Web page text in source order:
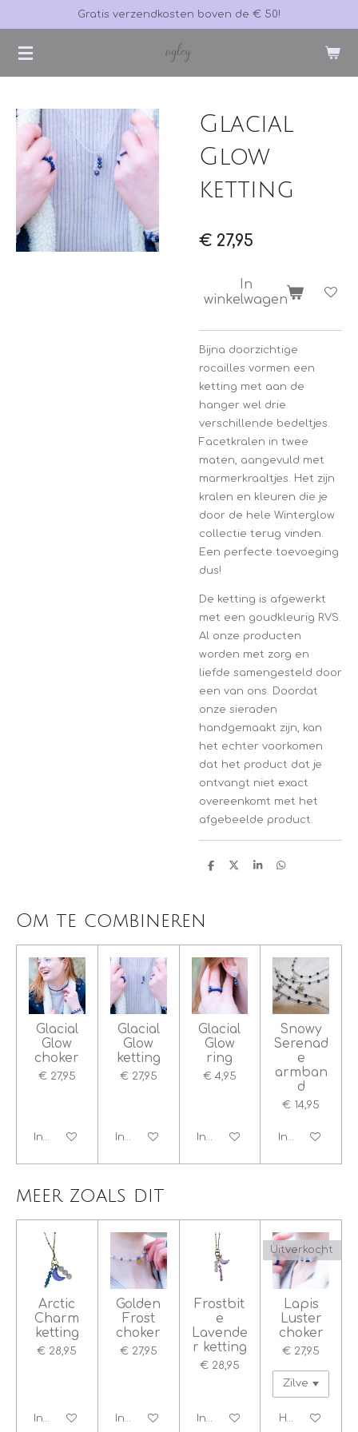
naar
Gratis verzendkosten boven de € 50!
Glacial
Glow
ketting
€ 27,95
In
winkelwagen
Bijna doorzichtige
rocailles vormen een
ketting met aan de
hanger wel drie
verschillende bedeltjes.
Facetkralen in twee
maten, aangevuld met
marmerkraaltjes. Het zijn
kralen en kleuren die je
door de hele Winterglow
collectie terug vinden.
Een perfecte toevoeging
dus!
De ketting is afgewerkt
met een goudkleurig RVS.
Al onze producten
worden met zorg en
liefde samengesteld door
een van ons. Doordat
onze sieraden
handgemaakt zijn, kan
het echter voorkomen
dat het product dat je
ontvangt niet exact
overeenkomt met het
afgebeelde product.
D
D
S
D
Om te combineren
Glacial
Glow
choker
€ 27,95
In winkelwagen
Glacial
Glow
ketting
€ 27,95
In winkelwagen
Glacial
Glow
ring
€ 4,95
In winkelwagen
Snowy
Serenad
e
armban
d
€ 14,95
In
meer zoals dit
Arctic
Charm
ketting
€ 28,95
In winkelwagen
Golden
Frost
choker
€ 27,95
In winkelwagen
Frostbit
e
Lavende
r ketting
€ 28,95
In winkelwagen
Uitverkocht
Lapis
Luster
choker
€ 27,95
Houd mij op